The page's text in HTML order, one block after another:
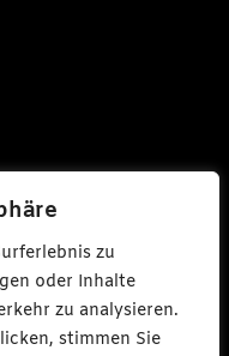
zu
oder Inhalte
zu analysieren.
stimmen Sie